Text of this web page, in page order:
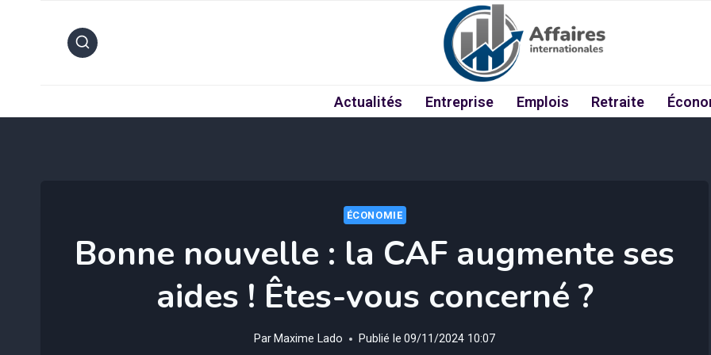
Actualités Entreprise Emplois Retraite
ÉCONOMIE
Bonne nouvelle : la CAF augmente ses
aides ! Êtes-vous concerné ?
Par Maxime Lado Publié le 09/11/2024 10:07